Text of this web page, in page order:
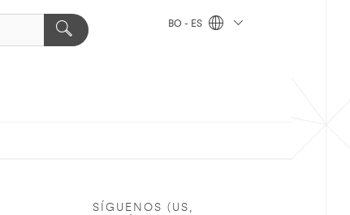
BO - ES
SÍGUENOS (US,